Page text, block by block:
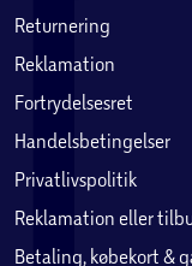
Returnering
Reklamation
Fortrydelsesret
Handelsbetingelser
Privatlivspolitik
Reklamation eller
Betaling, købekort &